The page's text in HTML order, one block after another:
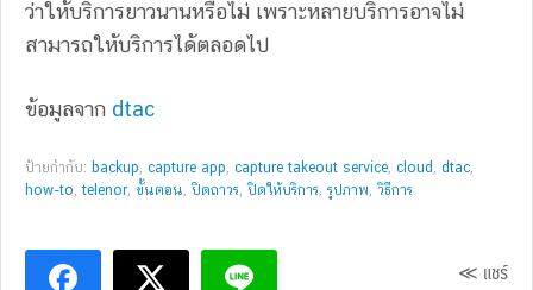
ว่าให้บริการยาวนานหรือไม่ เพราะหลายบริการอาจไม่
สามารถให้บริการได้ตลอดไป
ข้อมูลจาก dtac
ป้ายกำกับ: backup, capture app, capture takeout service, cloud , dtac,
how-to,telenor, ขั้นตอน,ปิดถาวร,ปิดให้บริการ, รูปภาพ,วิธีการ
≪ แชร์